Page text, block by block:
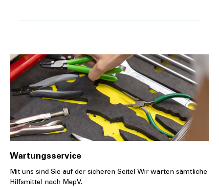
Wartungsservice
Mit uns sind Sie auf der sicheren Seite! Wir warten sämtliche
Hilfsmittel nach MepV.